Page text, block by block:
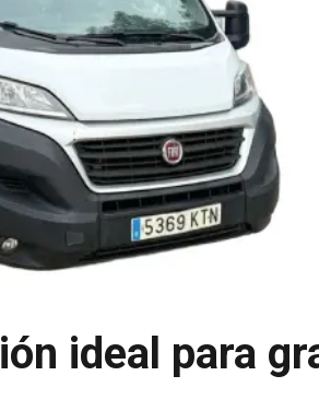
ideal para